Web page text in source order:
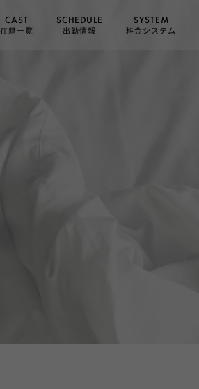
CAST
在籍一覧
SCHEDULE
出勤情報
SYSTEM
料金システム